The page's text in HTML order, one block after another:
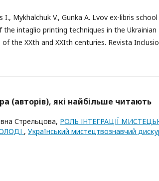
I., Mykhalchuk V., Gunka A. Lvov ex-libris school
intaglio printing techniques in the Ukrainian
the XXth and XXIth centuries. Revista
(авторів), які найбільше читають
Стрельцова, РОЛЬ ІНТЕГРАЦІЇ
, Український мистецтвознавчий